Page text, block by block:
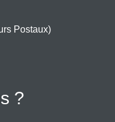
Postaux)
?